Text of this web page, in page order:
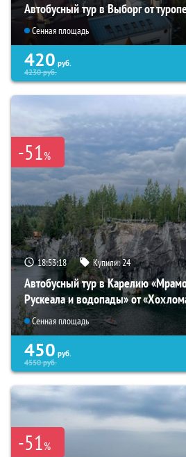
Автобусный тур в Выборг от
Сенная площадь
420 руб.
4230руб.
-51%
18:53:17 Купили:24
Автобусный тур в Карелию
Рускеала и водопады» от
Сенная площадь
450 руб.
4550руб.
-51%